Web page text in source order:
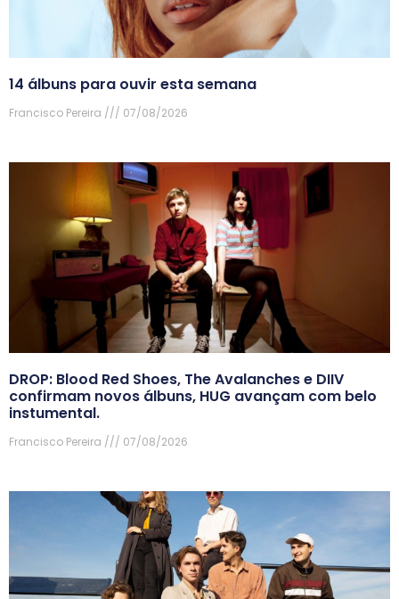
14 álbuns para ouvir esta semana
Francisco Pereira 07/08/2026
DROP: Blood Red Shoes, The Avalanches e DIIV
confirmam novos álbuns, HUG avançam com belo
instumental.
Francisco Pereira 07/08/2026